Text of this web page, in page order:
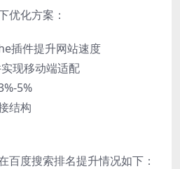
优化方案：
插件提升网站速度
现移动端适配
5%
结构
百度搜索排名提升情况如下：